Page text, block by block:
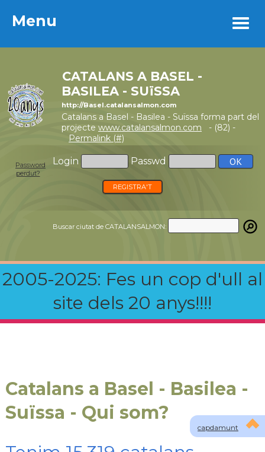
Menu
CATALANS A BASEL -
BASILEA - SUïSSA
http://Basel.catalansalmon.com
Catalans a Basel - Basilea - Suïssa forma part del
projecte www.catalansalmon.com - (82) -
Permalink (#)
Login Passwd
Password
perdut?
REGISTRA'T
Buscar ciutat de CATALANSALMON:
2005-2025: Fes un cop d'ull al
site dels 20 anys!!!!
Menu
capdamunt
Catalans a Basel - Basilea -
Suïssa - Qui som?